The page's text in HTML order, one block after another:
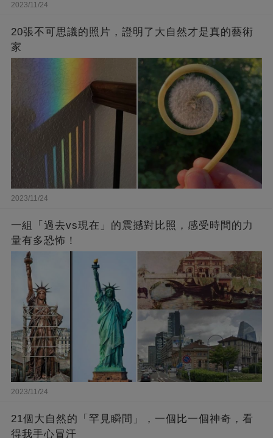
2023/11/24
20張不可思議的照片，證明了大自然才是真的藝術
家
2023/11/24
一組「過去vs現在」的震撼對比照，感受時間的力
量有多恐怖！
2023/11/24
21個大自然的「罕見瞬間」，一個比一個神奇，看
得我手心冒汗